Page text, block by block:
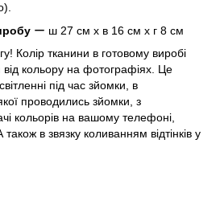
ー ш 27 см х в 16 см х г 8 см
Колір тканини в готовому виробі
від кольору на фотографіях. Це
під час зйомки, в
проводились зйомки, з
кольорів на вашому телефоні,
в звязку коливанням відтінків у